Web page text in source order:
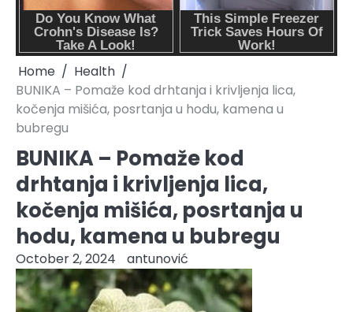
Home
Health
BUNIKA – Pomaže kod drhtanja i krivljenja lica,
kočenja mišića, posrtanja u hodu, kamena u
bubregu
BUNIKA – Pomaže kod
drhtanja i krivljenja lica,
kočenja mišića, posrtanja u
hodu, kamena u bubregu
October 2, 2024 antunović